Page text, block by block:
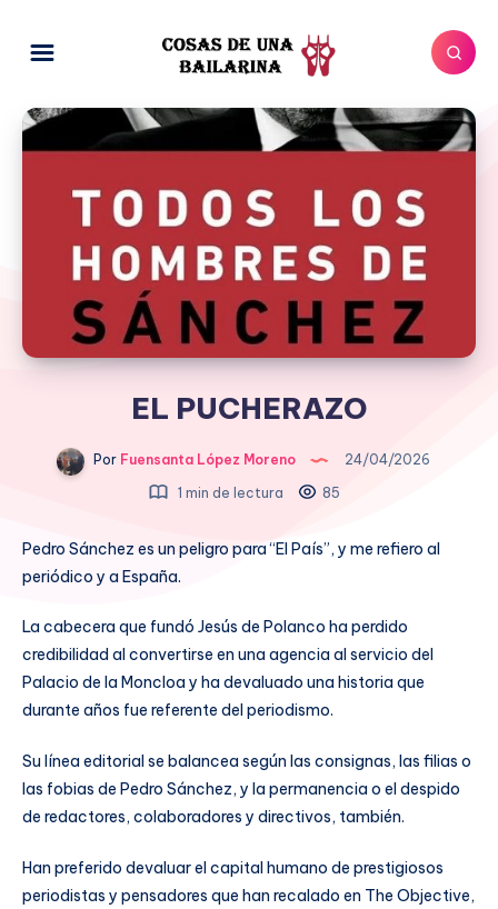
EL PUCHERAZO
Por Fuensanta López Moreno
24/04/2026
1 min de lectura
85
Pedro Sánchez es un peligro para “El País”, y me refiero al
periódico y a España.
La cabecera que fundó Jesús de Polanco ha perdido
credibilidad al convertirse en una agencia al servicio del
Palacio de la Moncloa y ha devaluado una historia que
durante años fue referente del periodismo.
Su línea editorial se balancea según las consignas, las filias o
las fobias de Pedro Sánchez, y la permanencia o el despido
de redactores, colaboradores y directivos, también.
Han preferido devaluar el capital humano de prestigiosos
periodistas y pensadores que han recalado en The Objective,